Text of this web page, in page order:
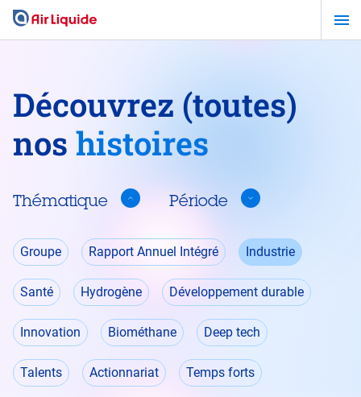
Aller
Découvrez (toutes)
nos histoires
Thématique Période
Thématique
Groupe
Rapport Annuel Intégré Industrie
Santé Hydrogène Développement durable
Innovation Biométhane Deep tech
Talents Actionnariat Temps forts